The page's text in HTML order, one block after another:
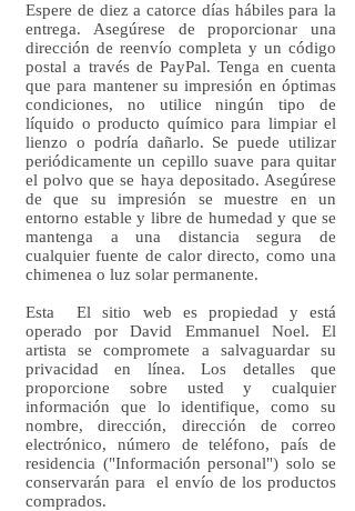
Espere de diez a catorce días hábiles para la
entrega. Asegúrese de proporcionar una
dirección de reenvío completa y un código
postal a través de PayPal. Tenga en cuenta
que para mantener su impresión en óptimas
condiciones, no utilice ningún tipo de
líquido o producto químico para limpiar el
lienzo o podría dañarlo. Se puede utilizar
periódicamente un cepillo suave para quitar
el polvo que se haya depositado. Asegúrese
de que su impresión se muestre en un
entorno estable y libre de humedad y que se
mantenga a una distancia segura de
cualquier fuente de calor directo, como una
chimenea o luz solar permanente.
Esta El sitio web es propiedad y está
operado por David Emmanuel Noel. El
artista se compromete a salvaguardar su
privacidad en línea. Los detalles que
proporcione sobre usted y cualquier
información que lo identifique, como su
nombre, dirección, dirección de correo
electrónico, número de teléfono, país de
residencia ("Información personal") solo se
conservarán para el envío de los productos
comprados.